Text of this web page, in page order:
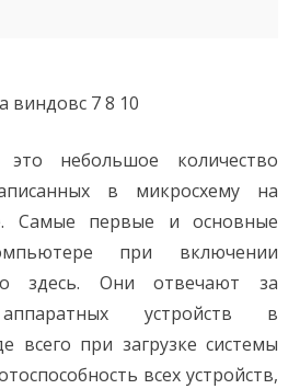
небольшое количество
в микросхему на
Самые первые и основные
при включении
здесь. Они отвечают за
аппаратных устройств в
всего при загрузке системы
всех устройств,